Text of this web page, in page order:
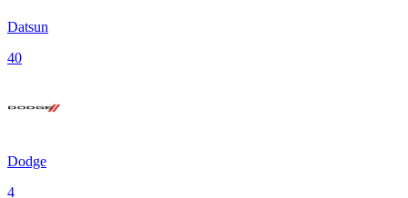
Datsun
40
Dodge
4